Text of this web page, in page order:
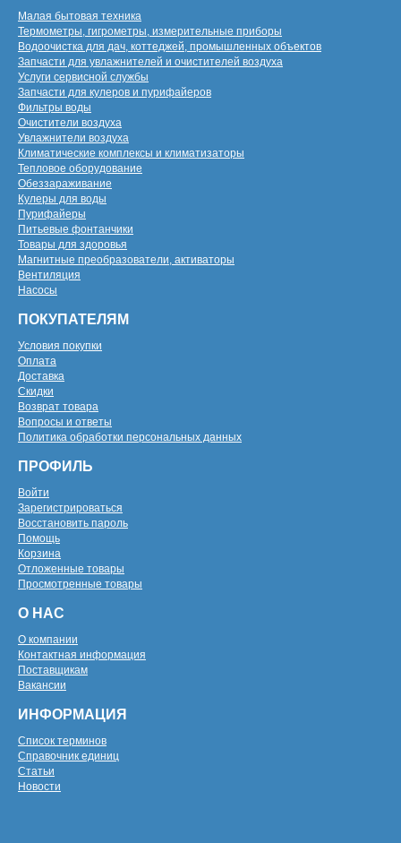
Малая бытовая техника
Термометры, гигрометры, измерительные приборы
Водоочистка для дач, коттеджей, промышленных объектов
Запчасти для увлажнителей и очистителей воздуха
Услуги сервисной службы
Запчасти для кулеров и пурифайеров
Фильтры воды
Очистители воздуха
Увлажнители воздуха
Климатические комплексы и климатизаторы
Тепловое оборудование
Обеззараживание
Кулеры для воды
Пурифайеры
Питьевые фонтанчики
Товары для здоровья
Магнитные преобразователи, активаторы
Вентиляция
Насосы
ПОКУПАТЕЛЯМ
Условия покупки
Оплата
Доставка
Скидки
Возврат товара
Вопросы и ответы
Политика обработки персональных данных
ПРОФИЛЬ
Войти
Зарегистрироваться
Восстановить пароль
Помощь
Корзина
Отложенные товары
Просмотренные товары
О НАС
О компании
Контактная информация
Поставщикам
Вакансии
ИНФОРМАЦИЯ
Список терминов
Справочник единиц
Статьи
Новости